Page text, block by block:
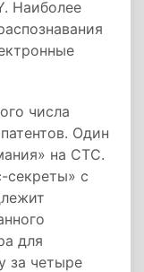
Наиболее
числа
Один
на СТС.
секреты» с
для
за четыре